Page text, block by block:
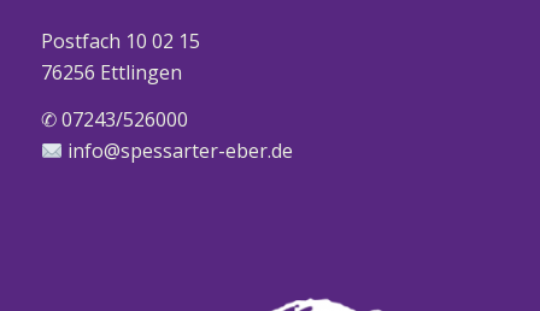
Postfach 10 02 15
76256 Ettlingen
✆ 07243/526000
info@spessarter-eber.de